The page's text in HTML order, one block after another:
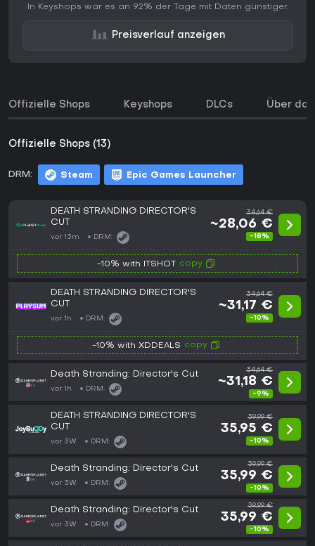
In Keyshops war es an 92% der Tage mit Daten günstiger.
Preisverlauf anzeigen
Offizielle Shops Keyshops DLCs Über
Offizielle Shops (13)
DRM: Steam Epic Games Launcher
DEATH STRANDING DIRECTOR'S
CUT
vor 13m DRM:
34,64 €
~28,06 €
-18%
-10% with ITSHOT copy
DEATH STRANDING DIRECTOR'S
CUT
vor 1h DRM:
34,64 €
~31,17 €
-10%
-10% with XDDEALS copy
Death Stranding: Director's Cut
vor 1h DRM:
34,64 €
~31,18 €
-9%
DEATH STRANDING DIRECTOR'S
CUT
vor 3W DRM:
39,99 €
35,95 €
-10%
Death Stranding: Director's Cut
vor 3W DRM:
39,99 €
35,99 €
-10%
Death Stranding: Director's Cut
vor 3W DRM:
39,99 €
35,99 €
-10%